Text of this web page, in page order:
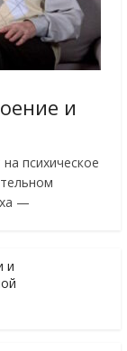
и
психическое
—
и